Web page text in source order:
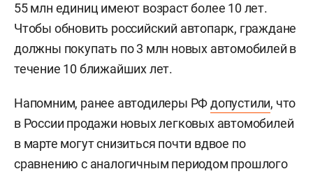
55 млн единиц имеют возраст более 10 лет.
Чтобы обновить российский автопарк, граждане
должны покупать по 3 млн новых автомобилей в
течение 10 ближайших лет.
Напомним, ранее автодилеры РФдопустили, что
в России продажи новых легковых автомобилей
в марте могут снизиться почти вдвое по
сравнению с аналогичным периодом прошлого